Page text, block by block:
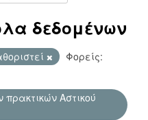
δεδομένων
Φορείς:
Αστικού